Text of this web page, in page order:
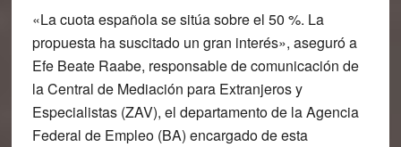
«La cuota española se sitúa sobre el 50 %. La
propuesta ha suscitado un gran interés», aseguró a
Efe Beate Raabe, responsable de comunicación de
la Central de Mediación para Extranjeros y
Especialistas (ZAV), el departamento de la Agencia
Federal de Empleo (BA) encargado de esta